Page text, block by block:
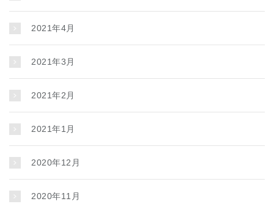
2021年4月
2021年3月
2021年2月
2021年1月
2020年12月
2020年11月